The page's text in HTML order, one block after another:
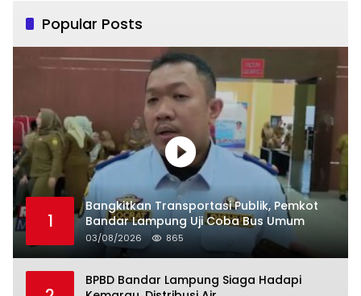
Popular Posts
1
Bangkitkan Transportasi Publik, Pemkot
Bandar Lampung Uji Coba Bus Umum
03/08/2026 865
BPBD Bandar Lampung Siaga Hadapi